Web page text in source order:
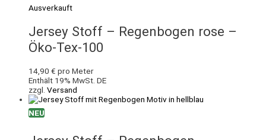
Ausverkauft
Jersey Stoff – Regenbogen rose –
Öko-Tex-100
14,90 € pro Meter
Enthält 19% MwSt. DE
zzgl. Versand
NEU